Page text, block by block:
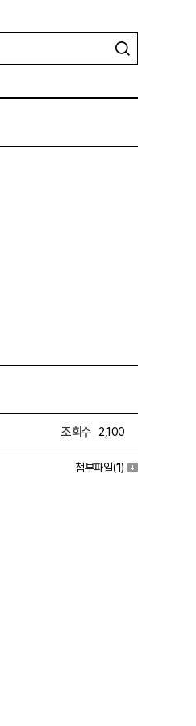
조회수 2,100
첨부파일(1)